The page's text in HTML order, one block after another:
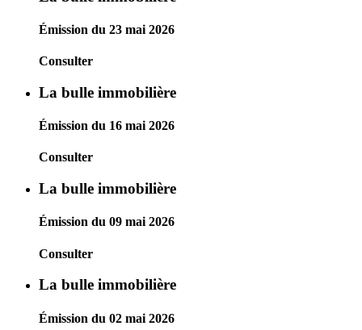
Émission du 23 mai 2026
Consulter
La bulle immobilière
Émission du 16 mai 2026
Consulter
La bulle immobilière
Émission du 09 mai 2026
Consulter
La bulle immobilière
Émission du 02 mai 2026